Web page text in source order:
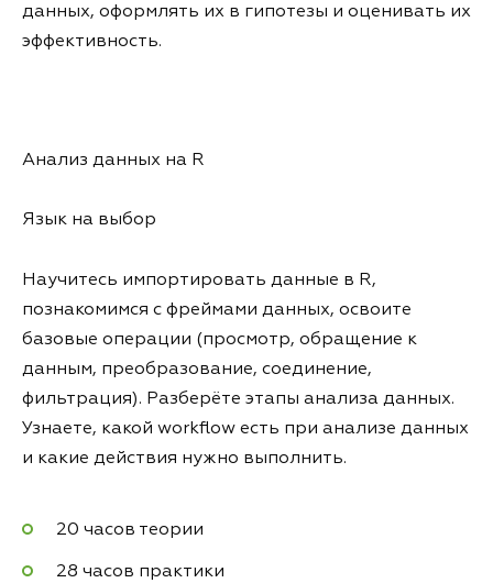
данных, оформлять их в гипотезы и оценивать их
эффективность.
Анализ данных на R
Язык на выбор
Научитесь импортировать данные в R,
познакомимся с фреймами данных, освоите
базовые операции (просмотр, обращение к
данным, преобразование, соединение,
фильтрация). Разберёте этапы анализа данных.
Узнаете, какой workflow есть при анализе данных
и какие действия нужно выполнить.
20 часов теории
28 часов практики